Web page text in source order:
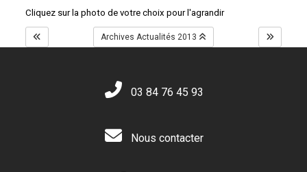
Cliquez sur la photo de votre choix pour l'agrandir
Archives Actualités 2013
03 84 76 45 93
Nous contacter